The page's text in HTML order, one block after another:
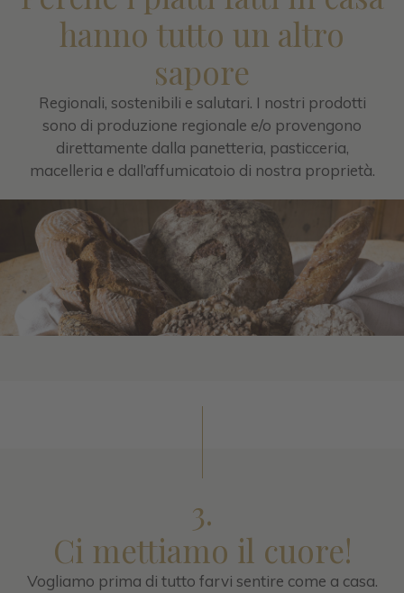
hanno tutto un altro
sapore
Regionali, sostenibili e salutari. I nostri prodotti
sono di produzione regionale e/o provengono
direttamente dalla panetteria, pasticceria,
macelleria e dall’affumicatoio di nostra proprietà.
3.
Ci mettiamo il cuore!
Vogliamo prima di tutto farvi sentire come a casa.